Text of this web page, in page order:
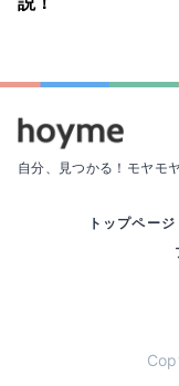
自分、見つかる！モヤモ
トップページ